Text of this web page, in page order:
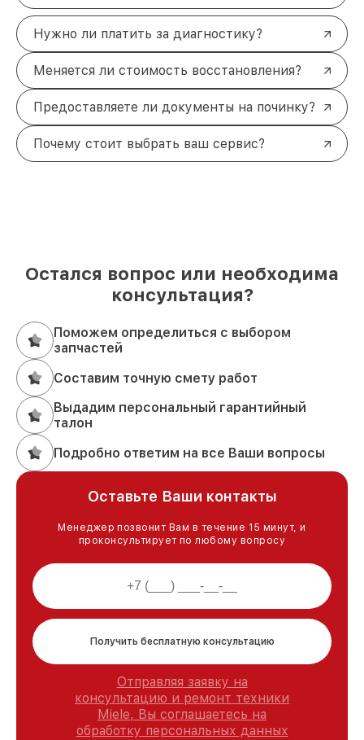
Нужно ли платить за диагностику?
Меняется ли стоимость восстановления?
Предоставляете ли документы на починку?
Почему стоит выбрать ваш сервис?
Остался вопрос или необходима
консультация?
Поможем определиться с выбором
запчастей
Составим точную смету работ
Выдадим персональный гарантийный
талон
Подробно ответим на все Ваши вопросы
Оставьте Ваши контакты
Менеджер позвонит Вам в течение 15 минут, и
проконсультирует по любому вопросу
Получить бесплатную консультацию
Отправляя заявку на
консультацию и ремонт техники
Miele, Вы соглашаетесь на
обработку персональных данных